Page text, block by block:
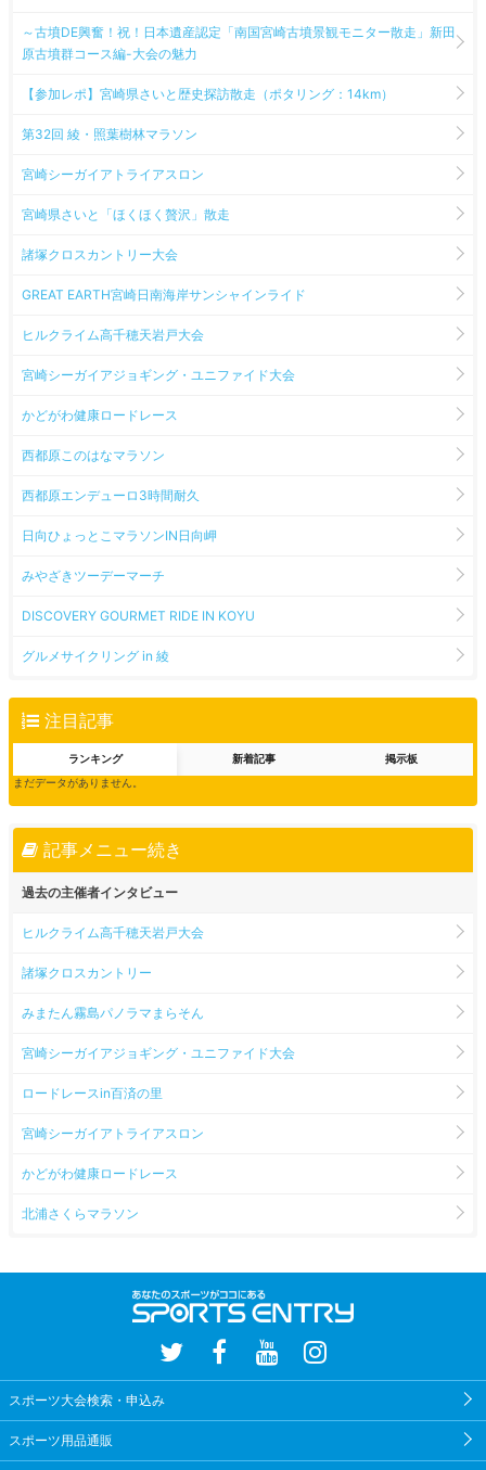
～古墳DE興奮！祝！日本遺産認定「南国宮崎古墳景観モニター散走」新田
原古墳群コース編-大会の魅力
【参加レポ】宮崎県さいと歴史探訪散走（ポタリング：14km）
第32回 綾・照葉樹林マラソン
宮崎シーガイアトライアスロン
宮崎県さいと「ほくほく贅沢」散走
諸塚クロスカントリー大会
GREAT EARTH宮崎日南海岸サンシャインライド
ヒルクライム高千穂天岩戸大会
宮崎シーガイアジョギング・ユニファイド大会
かどがわ健康ロードレース
西都原このはなマラソン
西都原エンデューロ3時間耐久
日向ひょっとこマラソンIN日向岬
みやざきツーデーマーチ
DISCOVERY GOURMET RIDE IN KOYU
グルメサイクリング in 綾
注目記事
ランキング 新着記事
掲示板
まだデータがありません。
記事メニュー続き
過去の主催者インタビュー
ヒルクライム高千穂天岩戸大会
諸塚クロスカントリー
みまたん霧島パノラマまらそん
宮崎シーガイアジョギング・ユニファイド大会
ロードレースin百済の里
宮崎シーガイアトライアスロン
かどがわ健康ロードレース
北浦さくらマラソン
スポーツ大会検索・申込み
スポーツ用品通販